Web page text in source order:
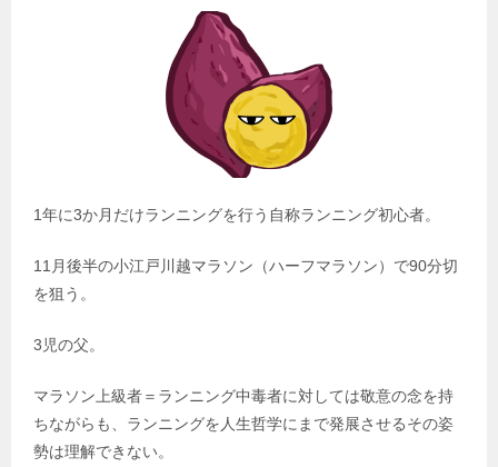
1年に3か月だけランニングを行う自称ランニング初心者。
11月後半の小江戸川越マラソン（ハーフマラソン）で90分切
を狙う。
3児の父。
マラソン上級者＝ランニング中毒者に対しては敬意の念を持
ちながらも、ランニングを人生哲学にまで発展させるその姿
勢は理解できない。